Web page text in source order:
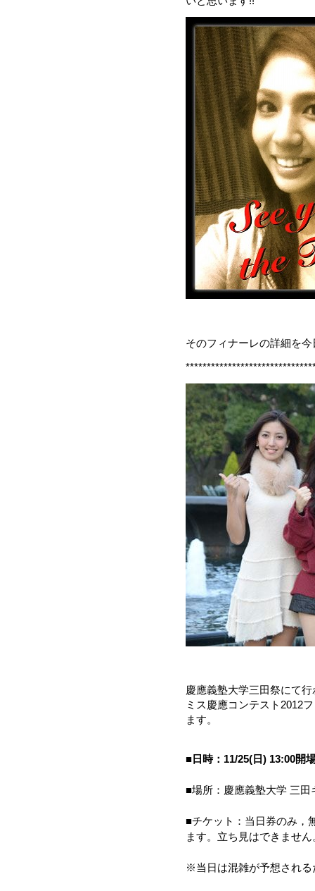
そのフィナーレの詳細を
慶應義塾大学三田祭にて行
ミス慶應コンテスト2012
ます。
■ 日時：11/25(日) 13:00開
■場所：慶應義塾大学 三
■チケット：当日券のみ，
ます。立ち見はできません
※当日は混雑が予想され